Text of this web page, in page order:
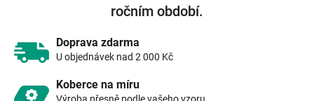
p
k
ý
ročním období.
Doprava zdarma
U objednávek nad 2 000 Kč
Koberce na míru